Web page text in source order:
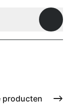
producten